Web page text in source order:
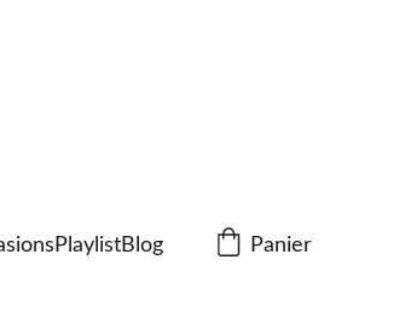
PlaylistBlog Panier